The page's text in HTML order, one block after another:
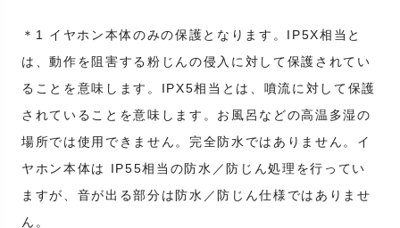
＊1 イヤホン本体のみの保護となります。IP5X相当と
は、動作を阻害する粉じんの侵入に対して保護されてい
ることを意味します。IPX5相当とは、噴流に対して保護
されていることを意味します。お風呂などの高温多湿の
場所では使用できません。完全防水ではありません。イ
ヤホン本体は IP55相当の防水／防じん処理を行ってい
ますが、音が出る部分は防水／防じん仕様ではありませ
ん。